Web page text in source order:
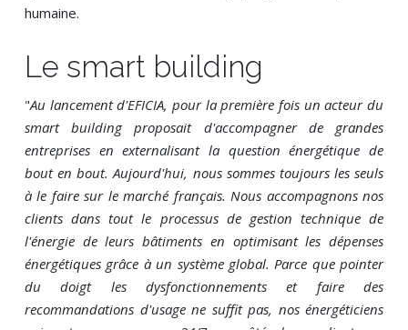
humaine.
Le smart building
"Au lancement d'EFICIA, pour la première fois un acteur du
smart building proposait d'accompagner de grandes
entreprises en externalisant la question énergétique de
bout en bout. Aujourd'hui, nous sommes toujours les seuls
à le faire sur le marché français. Nous accompagnons nos
clients dans tout le processus de gestion technique de
l'énergie de leurs bâtiments en optimisant les dépenses
énergétiques grâce à un système global. Parce que pointer
du doigt les dysfonctionnements et faire des
recommandations d'usage ne suffit pas, nos énergéticiens